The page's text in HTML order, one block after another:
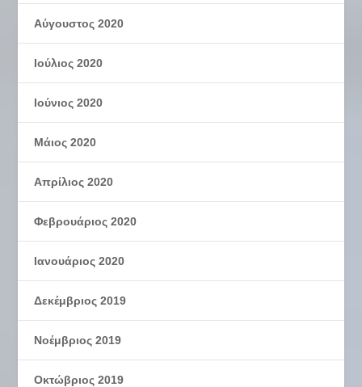
Αύγουστος 2020
Ιούλιος 2020
Ιούνιος 2020
Μάιος 2020
Απρίλιος 2020
Φεβρουάριος 2020
Ιανουάριος 2020
Δεκέμβριος 2019
Νοέμβριος 2019
Οκτώβριος 2019